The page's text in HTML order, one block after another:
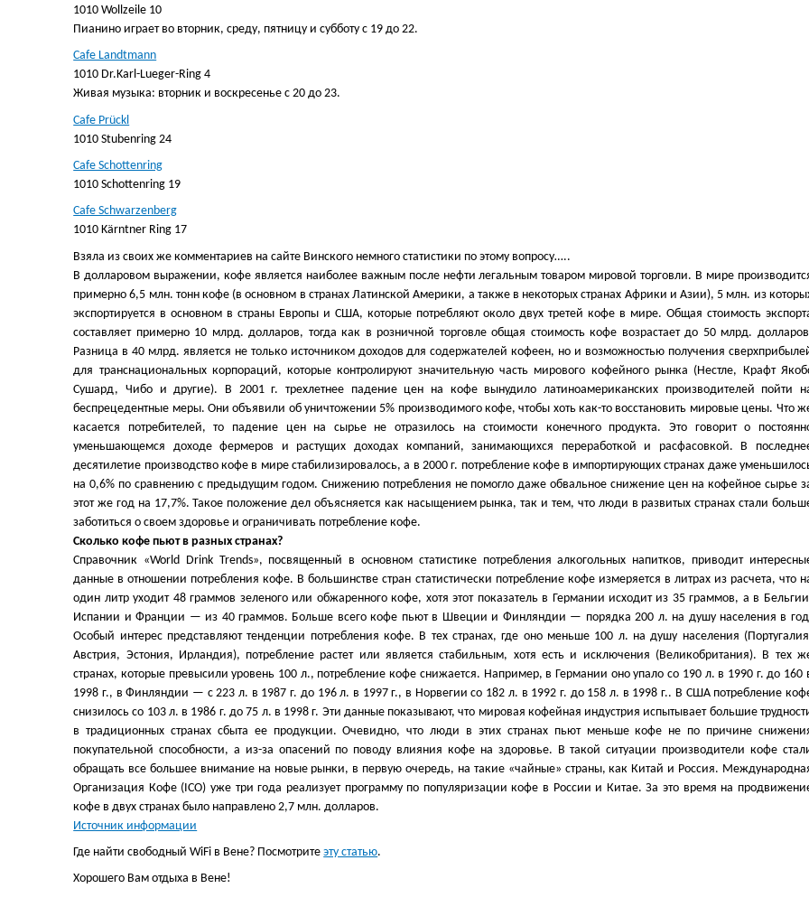
1010 Wollzeile 10
Пианино играет во вторник, среду, пятницу и субботу с 19 до 22.
Cafe Landtmann
1010 Dr.Karl-Lueger-Ring 4
Живая музыка: вторник и воскресенье с 20 до 23.
Cafe Prückl
1010 Stubenring 24
Cafe Schottenring
1010 Schottenring 19
Cafe Schwarzenberg
1010 Kärntner Ring 17
Взяла из своих же комментариев на сайте Винского немного статистики по этому вопросу…..
В долларовом выражении, кофе является наиболее важным после нефти легальным товаром мировой торговли. В мире
примерно 6,5 млн. тонн кофе (в основном в странах Латинской Америки, а также в некоторых странах Африки и Азии), 5 млн. из
экспортируется в основном в страны Европы и США, которые потребляют около двух третей кофе в мире. Общая стоимость
составляет примерно 10 млрд. долларов, тогда как в розничной торговле общая стоимость кофе возрастает до 50 млрд.
Разница в 40 млрд. является не только источником доходов для содержателей кофеен, но и возможностью получения
для транснациональных корпораций, которые контролируют значительную часть мирового кофейного рынка (Нестле, Крафт
Сушард, Чибо и другие). В 2001 г. трехлетнее падение цен на кофе вынудило латиноамериканских производителей пойти
беспрецедентные меры. Они объявили об уничтожении 5% производимого кофе, чтобы хоть как-то восстановить мировые цены. Что
касается потребителей, то падение цен на сырье не отразилось на стоимости конечного продукта. Это говорит о
уменьшающемся доходе фермеров и растущих доходах компаний, занимающихся переработкой и расфасовкой. В
десятилетие производство кофе в мире стабилизировалось, а в 2000 г. потребление кофе в импортирующих странах даже
на 0,6% по сравнению с предыдущим годом. Снижению потребления не помогло даже обвальное снижение цен на кофейное сырье
этот же год на 17,7%. Такое положение дел объясняется как насыщением рынка, так и тем, что люди в развитых странах стали
заботиться о своем здоровье и ограничивать потребление кофе.
Сколько кофе пьют в разных странах?
Справочник «World Drink Trends», посвященный в основном статистике потребления алкогольных напитков, приводит
данные в отношении потребления кофе. В большинстве стран статистически потребление кофе измеряется в литрах из расчета, что
один литр уходит 48 граммов зеленого или обжаренного кофе, хотя этот показатель в Германии исходит из 35 граммов, а в
Испании и Франции — из 40 граммов. Больше всего кофе пьют в Швеции и Финляндии — порядка 200 л. на душу населения в
Особый интерес представляют тенденции потребления кофе. В тех странах, где оно меньше 100 л. на душу населения
Австрия, Эстония, Ирландия), потребление растет или является стабильным, хотя есть и исключения (Великобритания). В тех
странах, которые превысили уровень 100 л., потребление кофе снижается. Например, в Германии оно упало со 190 л. в 1990 г. до 160
1998 г., в Финляндии — с 223 л. в 1987 г. до 196 л. в 1997 г., в Норвегии со 182 л. в 1992 г. до 158 л. в 1998 г.. В США потребление
снизилось со 103 л. в 1986 г. до 75 л. в 1998 г. Эти данные показывают, что мировая кофейная индустрия испытывает большие
в традиционных странах сбыта ее продукции. Очевидно, что люди в этих странах пьют меньше кофе не по причине
покупательной способности, а из-за опасений по поводу влияния кофе на здоровье. В такой ситуации производители кофе
обращать все большее внимание на новые рынки, в первую очередь, на такие «чайные» страны, как Китай и Россия.
Организация Кофе (ICO) уже три года реализует программу по популяризации кофе в России и Китае. За это время на
кофе в двух странах было направлено 2,7 млн. долларов.
Источник информации
Где найти свободный WiFi в Вене? Посмотритеэту статью.
Хорошего Вам отдыха в Вене!